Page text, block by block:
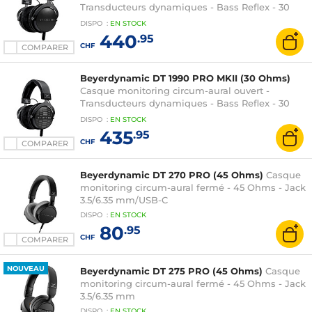
COMPARER
Transducteurs dynamiques - Bass Reflex - 30
Ohms - Jack 3.5/6.35 mm
DISPO : EN STOCK
CHF440.95
COMPARER
Beyerdynamic DT 1990 PRO MKII (30 Ohms)
Casque monitoring circum-aural ouvert -
Transducteurs dynamiques - Bass Reflex - 30
Ohms - Jack 3.5/6.35 mm
DISPO : EN STOCK
CHF435.95
COMPARER
Beyerdynamic DT 270 PRO (45 Ohms) Casque
monitoring circum-aural fermé - 45 Ohms - Jack
3.5/6.35 mm/USB-C
DISPO : EN STOCK
CHF80.95
NOUVEAU Beyerdynamic DT 275 PRO (45 Ohms) Casque
monitoring circum-aural fermé - 45 Ohms - Jack
3.5/6.35 mm